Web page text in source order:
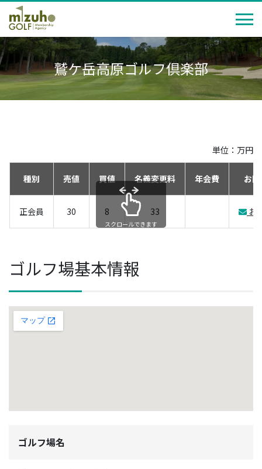
鷲ケ岳高原ゴルフ倶楽部
単位：万円
種別 売値 買値 名義変更料 年会費 お
正会員 30 8 33 お
スクロールできます
ゴルフ場基本情報
ゴルフ場名